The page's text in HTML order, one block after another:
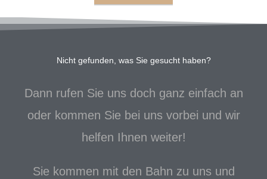
Nicht gefunden, was Sie gesucht haben?
Dann rufen Sie uns doch ganz einfach an
oder kommen Sie bei uns vorbei und wir
helfen Ihnen weiter!
Sie kommen mit den Bahn zu uns und